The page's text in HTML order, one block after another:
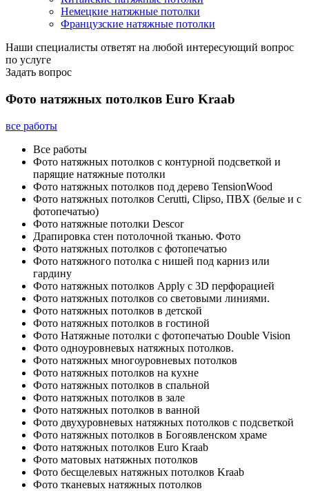
Немецкие натяжные потолки
Французские натяжные потолки
Наши специалисты ответят на любой интересующий вопрос
по услуге
Задать вопрос
Фото натяжных потолков Euro Kraab
все работы
Все работы
Фото натяжных потолков с контурной подсветкой и
парящие натяжные потолки
Фото натяжных потолков под дерево TensionWood
Фото натяжных потолков Cerutti, Clipso, ПВХ (белые и с
фотопечатью)
Фото натяжные потолки Descor
Драпировка стен потолочной тканью. Фото
Фото натяжных потолков с фотопечатью
Фото натяжного потолка с нишей под карниз или
гардину
Фото натяжных потолков Apply с 3D перфорацией
Фото натяжных потолков со световыми линиями.
Фото натяжных потолков в детской
Фото натяжных потолков в гостиной
Фото Натяжные потолки с фотопечатью Double Vision
Фото одноуровневых натяжных потолков.
Фото натяжных многоуровневых потолков
Фото натяжных потолков на кухне
Фото натяжных потолков в спальной
Фото натяжных потолков в зале
Фото натяжных потолков в ванной
Фото двухуровневых натяжных потолков с подсветкой
Фото натяжных потолков в Богоявленском храме
Фото натяжных потолков Euro Kraab
Фото матовых натяжных потолков
Фото бесщелевых натяжных потолков Kraab
Фото тканевых натяжных потолков